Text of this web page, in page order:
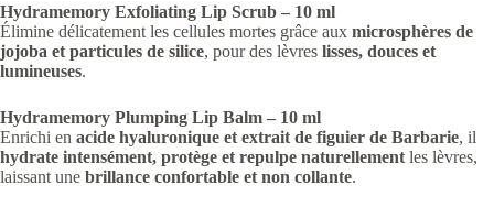
Hydramemory Exfoliating Lip Scrub – 10 ml
Élimine délicatement les cellules mortes grâce aux microsphères de
jojoba et particules de silice, pour des lèvres lisses, douces et
lumineuses.
Hydramemory Plumping Lip Balm – 10 ml
Enrichi en acide hyaluronique et extrait de figuier de Barbarie, il
hydrate intensément, protège et repulpe naturellement les lèvres,
laissant une brillance confortable et non collante.